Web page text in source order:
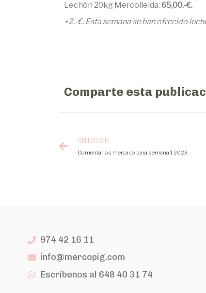
Lechón 20kg Mercolleida: 65,00.-€.
+2.-€. Esta semana se han ofrecido
Comparte esta
ANTERIOR
Comentarios mercado para semana 1 2023
974 42 16 11
info@mercopig.com
Escríbenos al 648 40 31 74